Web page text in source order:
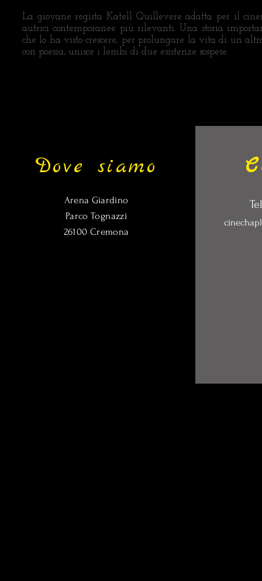
La giovane regista Katell Quillevere adatta per il
autrici contemporanee più rilevanti. Una storia
che lo ha visto crescere, per prolungare la vita di un
con poesia, unisce i lembi di due esistenze sospese.
Dove siamo
Arena Giardino
Parco Tognazzi
26100 Cremona